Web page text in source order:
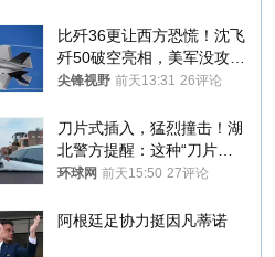
比歼36更让西方恐慌！沈飞
歼50破空亮相，美军没攻克
的技术被拿下
尖锋视野 前天13:31 26评论
刀片式插入，猛烈撞击！湖
北警方提醒：这种“刀片超
车”，太危险了
环球网 前天15:50 27评论
阿根廷足协力挺因凡蒂诺